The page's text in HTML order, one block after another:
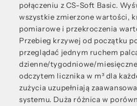
połączeniu z CS-Soft Basic.
wszystkie zmierzone wartości,
pomiarowe i przekroczenia
Przebieg krzywej od początku
przeglądać jednym ruchem
dzienne/tygodniowe/
odczytem licznika w m³ dla
zużycia uzupełniają
systemu. Duża różnica w